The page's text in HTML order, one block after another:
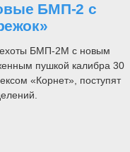
БМП-2 с
БМП-2М с новым
пушкой калибра 30
«Корнет», поступят